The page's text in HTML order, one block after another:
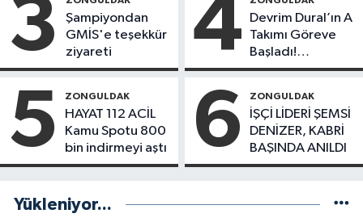
Başladı
3
Şampiyondan
GMİS'e teşekkür
ziyareti
4
Devrim Dural’ın A
Takımı Göreve
Başladı!
Yönetimde
5 ZONGULDAK
HAYAT 112 ACİL
Kamu Spotu 800
bin indirmeyi aştı
6 ZONGULDAK
İŞÇİ LİDERİ ŞEMSİ
DENİZER, KABRİ
BAŞINDA ANILDI
Yükleniyor...